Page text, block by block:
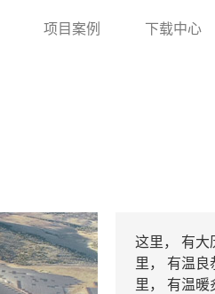
项目案例 下载中心
这里， 有大
里， 有温
里， 有温暖